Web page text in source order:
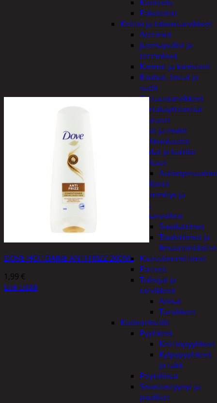
Koristelu
Paketointi
Keittiö ja taloustarvikkeet
Aterimet
Juomapullot ja
termokset
Kannut ja kanisterit
Kauhat, lastat ja
sudit
Kattaustarvikkeet
Kertakäyttöastiat
Lautaset
Lasit ja mukit
Leikkuulaudat
Padat ja kattilat
Tiskaus
Säilöntä
Kodin lämmitys ja
tuuletus
Ilmanvaihto
Suodattimet
Tuulettimet ja
Kaasulämmittimet
Patterit
Tulisijat ja
tarvikkeet
Arinat
Tarvikkeet
Kodintekstiilit
Pyyhkeet
Keittiöpyyhkeet
Kylpypyyhkeet
ja takit
Pöytäliinat
Sisustustyynyt ja
päälliset
DOVE HOITOAINE ANTI FRIZZ 200ML
1,99 €
Lue Lisää